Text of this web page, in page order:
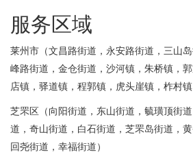
服务区域
莱州市（文昌路街道，永安路街道，三山
峰路街道，金仓街道，沙河镇，朱桥镇，
店镇，驿道镇，程郭镇，虎头崖镇，柞村镇
芝罘区（向阳街道，东山街道，毓璜顶街
道，奇山街道，白石街道，芝罘岛街道，
回尧街道，幸福街道）